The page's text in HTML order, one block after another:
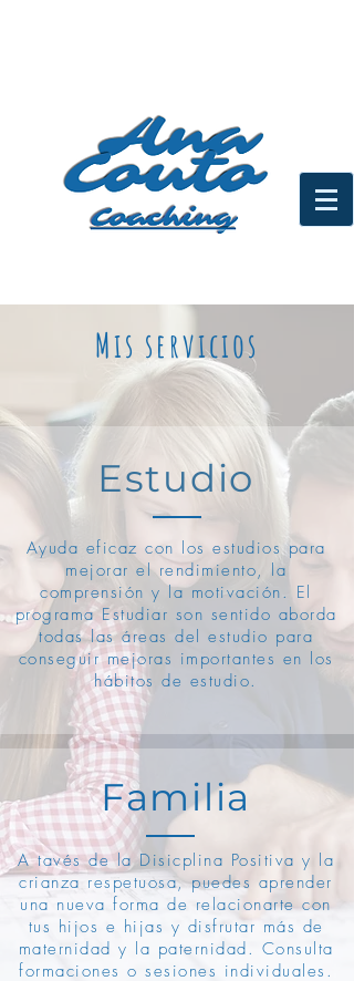
Mis servicios
Estudio
Ayuda eficaz con los estudios para
mejorar el rendimiento, la
comprensión y la motivación. El
programa Estudiar son sentido aborda
todas las áreas del estudio para
conseguir mejoras importantes en los
hábitos de estudio.
Familia
A tavés de la Disicplina Positiva y la
crianza respetuosa, puedes aprender
una nueva forma de relacionarte con
tus hijos e hijas y disfrutar más de
maternidad y la paternidad. Consulta
formaciones o sesiones individuales.